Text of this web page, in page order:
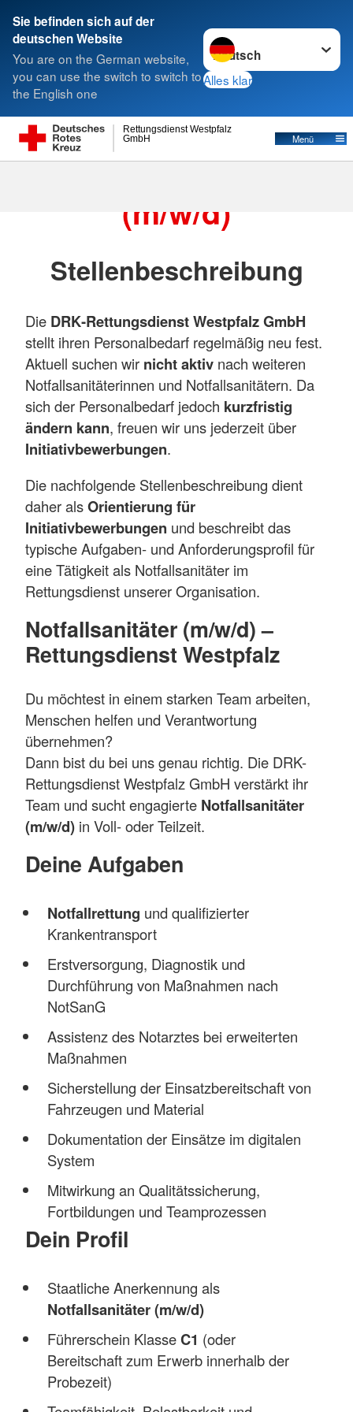
Sie befinden sich auf der
deutschen Website
You are on the German website,
you can use the switch to switch to
the English one
Sprache wechseln zu
Alles klar
GmbH
Rettungsdienst Westpfalz
Menü
Suche
Notfallsanitäter
(m/w/d)
Stellenbeschreibung
Die DRK‑Rettungsdienst Westpfalz GmbH
stellt ihren Personalbedarf regelmäßig neu fest.
Aktuell suchen wir nicht aktiv nach weiteren
Notfallsanitäterinnen und Notfallsanitätern. Da
sich der Personalbedarf jedoch kurzfristig
ändern kann, freuen wir uns jederzeit über
Initiativbewerbungen.
Die nachfolgende Stellenbeschreibung dient
daher alsOrientierung für
Initiativbewerbungen und beschreibt das
typische Aufgaben‑ und Anforderungsprofil für
eine Tätigkeit als Notfallsanitäter im
Rettungsdienst unserer Organisation.
Notfallsanitäter (m/w/d) –
Rettungsdienst Westpfalz
Du möchtest in einem starken Team arbeiten,
Menschen helfen und Verantwortung
übernehmen?
Dann bist du bei uns genau richtig. Die DRK-
Rettungsdienst Westpfalz GmbH verstärkt ihr
Team und sucht engagierte Notfallsanitäter
(m/w/d) in Voll‑ oder Teilzeit.
Deine Aufgaben
Notfallrettung und qualifizierter
Krankentransport
Erstversorgung, Diagnostik und
Durchführung von Maßnahmen nach
NotSanG
Assistenz des Notarztes bei erweiterten
Maßnahmen
Sicherstellung der Einsatzbereitschaft von
Fahrzeugen und Material
Dokumentation der Einsätze im digitalen
System
Mitwirkung an Qualitätssicherung,
Fortbildungen und Teamprozessen
Dein Profil
Staatliche Anerkennung als
Notfallsanitäter (m/w/d)
Führerschein KlasseC1 (oder
Bereitschaft zum Erwerb innerhalb der
Probezeit)